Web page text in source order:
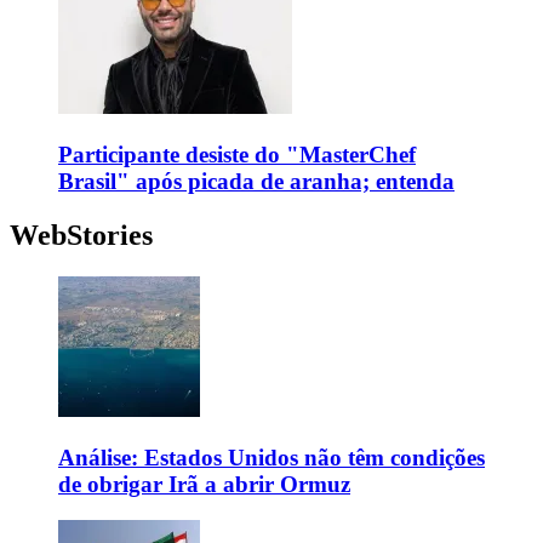
Participante desiste do "MasterChef
Brasil" após picada de aranha; entenda
WebStories
Análise: Estados Unidos não têm condições
de obrigar Irã a abrir Ormuz